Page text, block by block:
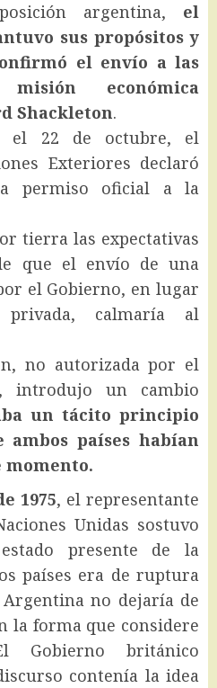
argentina, el
sus propósitos y
el envío a las
económica
Shackleton.
el 22 de octubre, el
Exteriores declaró
permiso oficial a la
tierra las expectativas
que el envío de una
el Gobierno, en lugar
calmaría al
no autorizada por el
introdujo un cambio
un tácito principio
países habían
momento.
1975, el representante
Unidas sostuvo
presente de la
países era de ruptura
no dejaría de
la forma que considere
Gobierno británico
contenía la idea